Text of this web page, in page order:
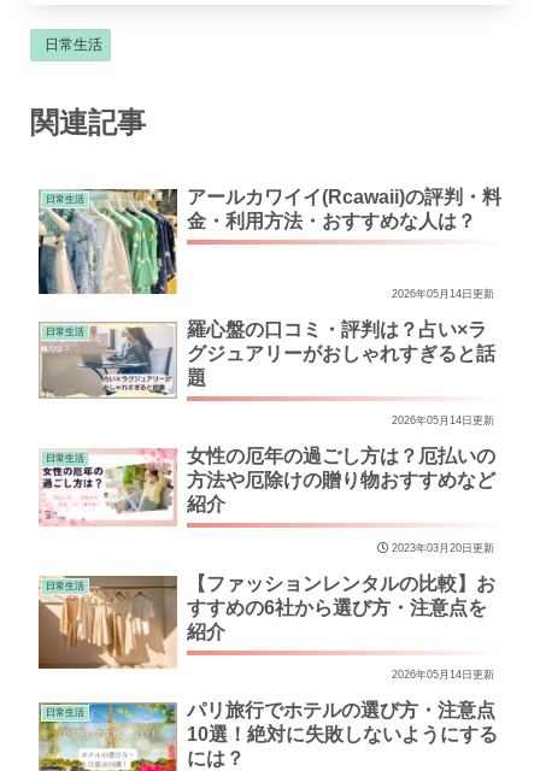
日常生活
関連記事
日常生活
アールカワイイ(Rcawaii)の評判・料
金・利用方法・おすすめな人は？
2026年05月14日更新
日常生活
羅心盤の口コミ・評判は？占い×ラ
グジュアリーがおしゃれすぎると話
題
2026年05月14日更新
日常生活
女性の厄年の過ごし方は？厄払いの
方法や厄除けの贈り物おすすめなど
紹介
2023年03月20日更新
日常生活
【ファッションレンタルの比較】お
すすめの6社から選び方・注意点を
紹介
2026年05月14日更新
日常生活
パリ旅行でホテルの選び方・注意点
10選！絶対に失敗しないようにする
には？